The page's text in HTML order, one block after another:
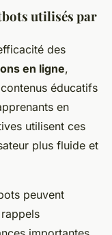
utilisés par
des
en ligne,
éducatifs
en
utilisent ces
plus fluide et
peuvent